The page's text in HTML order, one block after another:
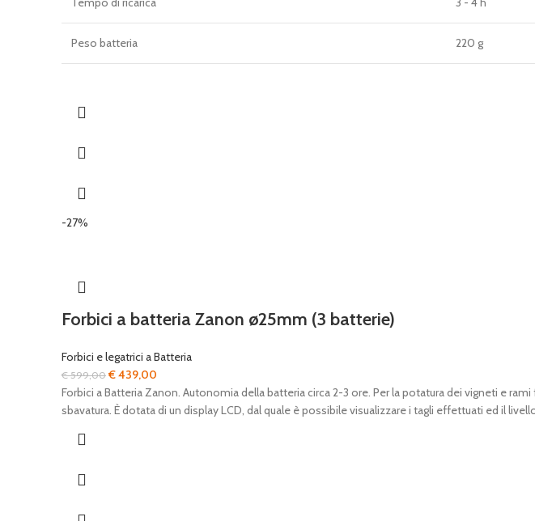
Peso batteria 220 g
-27%
Forbici a batteria Zanon ø25mm (3 batterie)
Forbici e legatrici a Batteria
€599,00Il
prezzo
originale
€439,00
prezzo
attuale
Forbici a Batteria Zanon. Autonomia della batteria circa 2-3 ore. Per la potatura dei vigneti e
sbavatura. È dotata di un display LCD, dal quale è possibile visualizzare i tagli effettuati ed il